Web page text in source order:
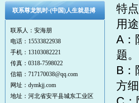
联系尊龙凯时·(中国)人生就是搏
联系人：安海朋
电话：15533822938
手机：13103082221
传真：0318-7598022
信箱：717170038@qq.com
网址：dymkjj.com
地址：河北省安平县城东工业区
特
用途
A：
题。
B：
方